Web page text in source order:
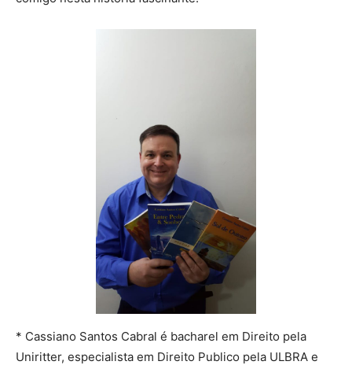
* Cassiano Santos Cabral é bacharel em Direito pela
Uniritter, especialista em Direito Publico pela ULBRA e